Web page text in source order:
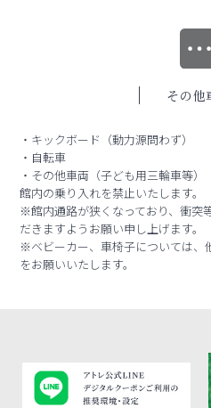
その他
・キックボード（動力源問わず）
・自転車
・その他車両（子ども用三輪車等）
館内の乗り入れを禁止いたします。
※館内通路が狭くなっており、衝突
だきますようお願い申し上げます。
※ベビーカー、車椅子については、
をお願いいたします。